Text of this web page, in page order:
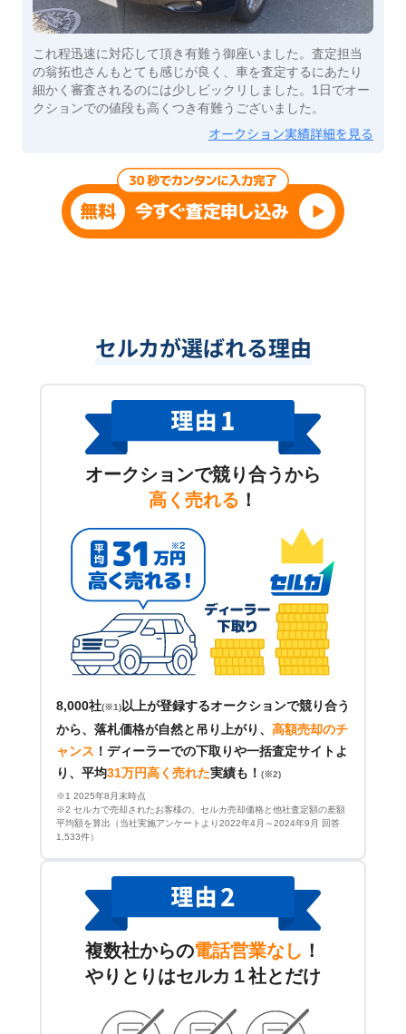
これ程迅速に対応して頂き有難う御座いました。査定担当
の翁拓也さんもとても感じが良く、車を査定するにあたり
細かく審査されるのには少しビックリしました。1日でオー
クションでの値段も高くつき有難うございました。
オークション実績詳細を見る
セルカが選ばれる理由
オークションで競り合うから
高く売れる ！
8,000社(※1)以上が登録するオークションで競り合う
から、落札価格が自然と吊り上がり、 高額売却のチ
ャンス ！ ディーラーでの下取りや一括査定サイトよ
り、平均31万円高く売れた実績も！ (※2)
※1 2025年8月末時点
※2 セルカで売却されたお客様の、セルカ売却価格と他社査定額の差額
平均額を算出（当社実施アンケートより2022年4月～2024年9月 回答
1,533件）
複数社からの電話営業なし ！
やりとりはセルカ１社とだけ